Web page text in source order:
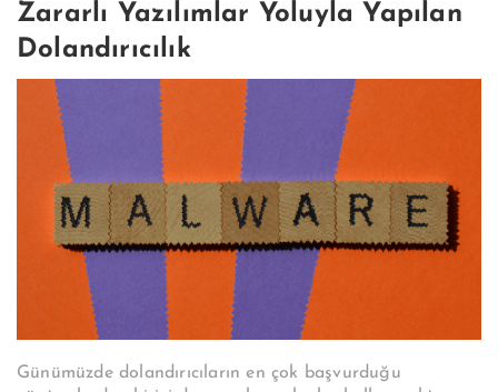
Zararlı Yazılımlar Yoluyla Yapılan
Dolandırıcılık
Günümüzde dolandırıcıların en çok başvurduğu